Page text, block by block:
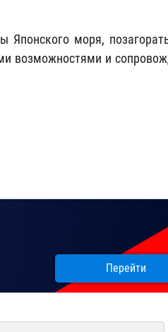
моря,
возможностями и
Перейти